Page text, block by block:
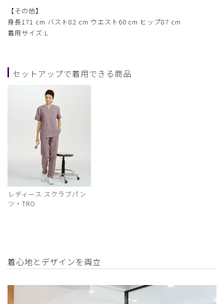
【その他】
身長171 cm バスト82 cm ウエスト60 cm ヒップ87 cm
着用サイズ:L
セットアップで着用できる商品
レディース:スクラブパン
ツ・TRO
着心地とデザインを両立